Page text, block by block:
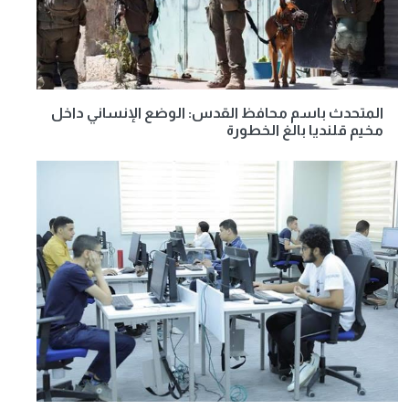
المتحدث باسم محافظ القدس: الوضع الإنساني داخل
مخيم قلنديا بالغ الخطورة